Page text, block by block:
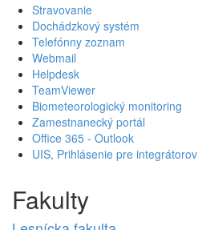
Stravovanie
Dochádzkový systém
Telefónny zoznam
Webmail
Helpdesk
TeamViewer
Biometeorologický monitoring
Zamestnanecký portál
Office 365 - Outlook
UIS, Prihlásenie pre integrátorov
Fakulty